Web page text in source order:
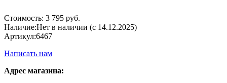
Стоимость: 3 795 руб.
Наличие:Нет в наличии (с 14.12.2025)
Артикул:6467
Написать нам
Адрес магазина: